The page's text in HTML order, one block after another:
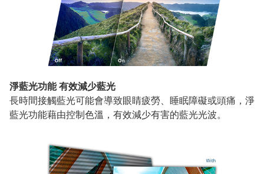
淨藍光功能 有效減少藍光
長時間接觸藍光可能會導致眼睛疲勞、睡眠障礙或頭痛，淨
藍光功能藉由控制色溫，有效減少有害的藍光光波。